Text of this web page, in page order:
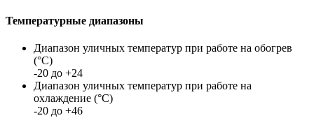
Температурные диапазоны
Диапазон уличных температур при работе на обогрев
(°С)
-20 до +24
Диапазон уличных температур при работе на
охлаждение (°С)
-20 до +46